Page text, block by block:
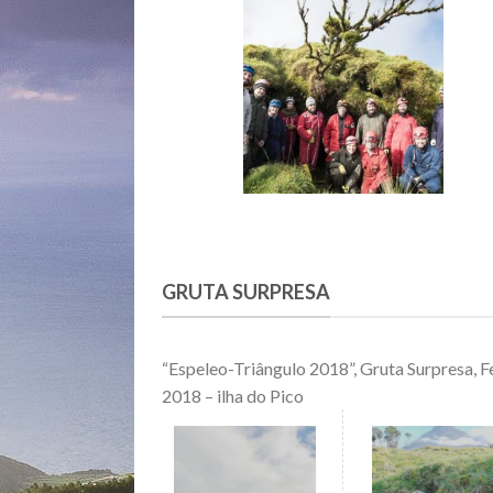
GRUTA SURPRESA
“Espeleo-Triângulo 2018”, Gruta Surpresa,
2018 – ilha do Pico